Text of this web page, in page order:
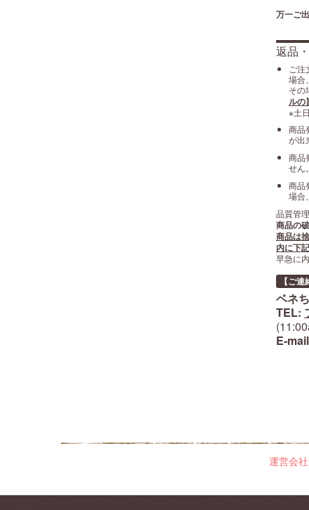
万一ご
返品
ご
場合
その
ルの
※土
商品
が出
商品
せん。
商品
場合
品質管
商品の
商品は
内に下
早急に
【ご連
ベネ
TEL:
E-
運営会社